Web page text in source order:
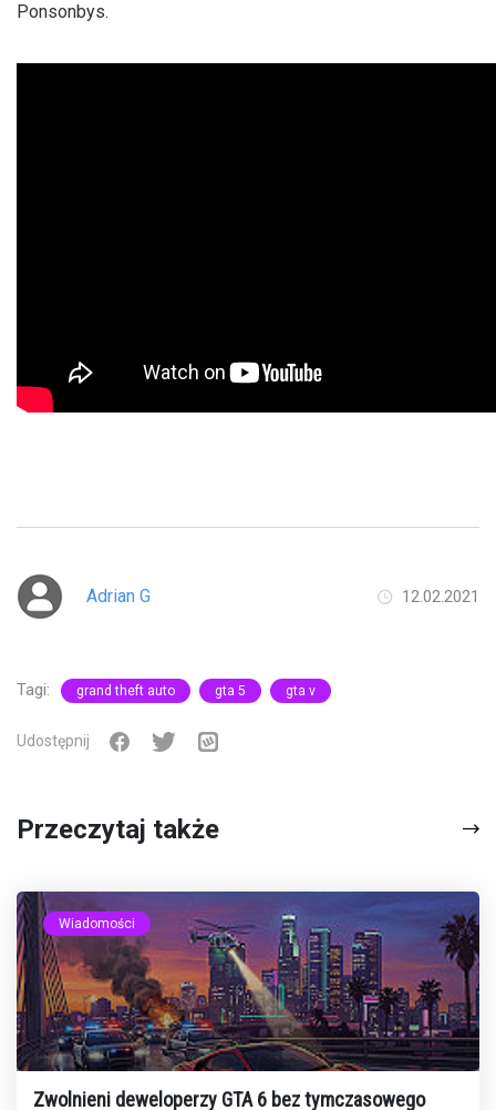
Ponsonbys.
Adrian G 12.02.2021
Tagi: grand theft auto gta 5 gta v
Udostępnij
Przeczytaj także
Wiadomości
Zwolnieni deweloperzy GTA 6 bez tymczasowego